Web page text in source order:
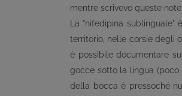
mentre scrivevo queste
La "nifedipina
territorio, nelle corsie degli
è possibile documentare
gocce sotto la lingua (poco
della bocca è pressoché